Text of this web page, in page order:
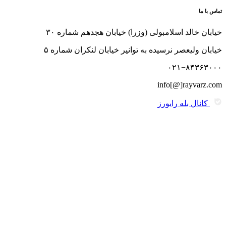
تماس با ما
خیابان خالد اسلامبولی (وزرا) خیابان هجدهم شماره ۳۰
خیابان ولیعصر نرسیده به توانیر خیابان لنکران شماره ۵
۰۲۱−۸۴۳۶۳۰۰۰
info[@]rayvarz.com
کانال بله رایورز